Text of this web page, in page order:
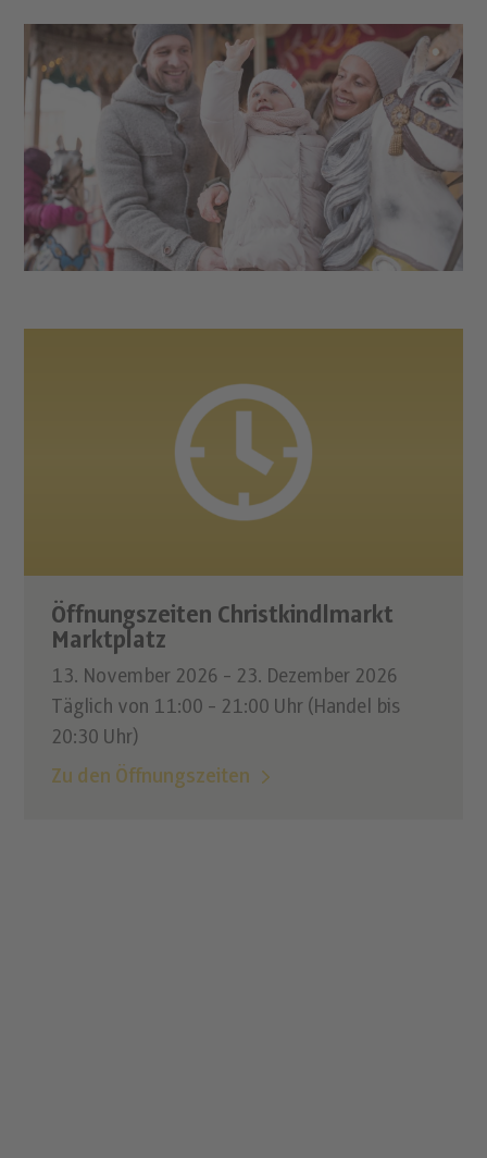
Öffnungszeiten Christkindlmarkt
Marktplatz
13. November 2026 - 23. Dezember 2026
Täglich von 11:00 - 21:00 Uhr (Handel bis
20:30 Uhr)
Zu den Öffnungszeiten